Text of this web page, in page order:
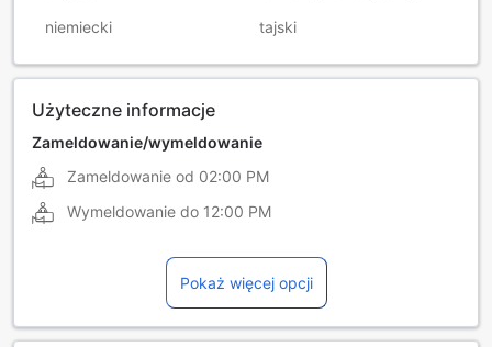
niemiecki tajski
Użyteczne informacje
Zameldowanie/wymeldowanie
Zameldowanie od 02:00 PM
Wymeldowanie do 12:00 PM
Pokaż więcej opcji